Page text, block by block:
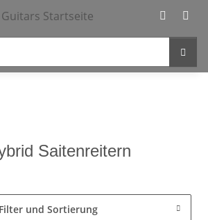
Saitenreitern
Filter und Sortierung